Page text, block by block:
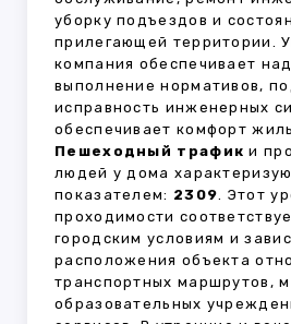
уборку подъездов и
прилегающей территории.
компания обеспечивает
выполнение нормативов,
исправность инженерных
обеспечивает комфорт
Пешеходный трафик и
людей у дома
показателем: 2309. Этот
проходимости
городским условиям и
расположения объекта
транспортных маршрутов,
образовательных